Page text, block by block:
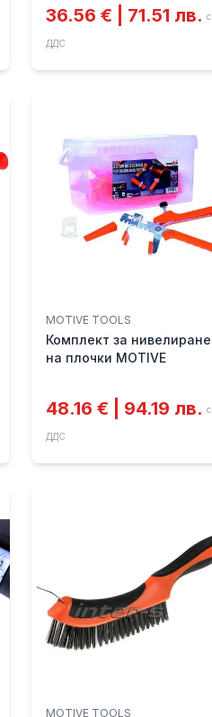
36.56 € | 71.51 лв. с
ДДС
MOTIVE TOOLS
Комплект за нивелиране
на плочки MOTIVE
48.16 € | 94.19 лв. с
ДДС
MOTIVE TOOLS